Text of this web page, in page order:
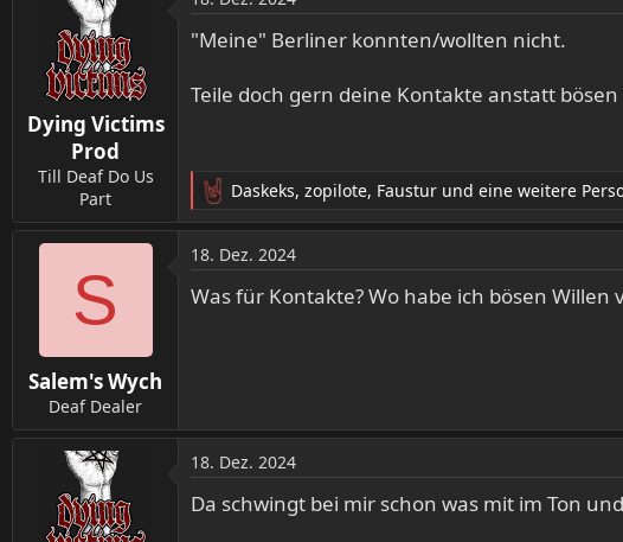
Dying Victims
Prod
Till Deaf Do Us
Part
"Meine" Berliner konnten/wollten nicht.
Teile doch gern deine Kontakte anstatt
R
e
a
k
t
:
Daskeks, zopilote, Faustur und eine weitere
S
Salem's Wych
Deaf Dealer
18. Dez. 2024
Was für Kontakte? Wo habe ich bösen
18. Dez. 2024
Da schwingt bei mir schon was mit im Ton